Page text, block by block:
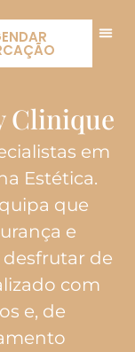
Clinique
em
Estética.
que
e
de
com
e, de